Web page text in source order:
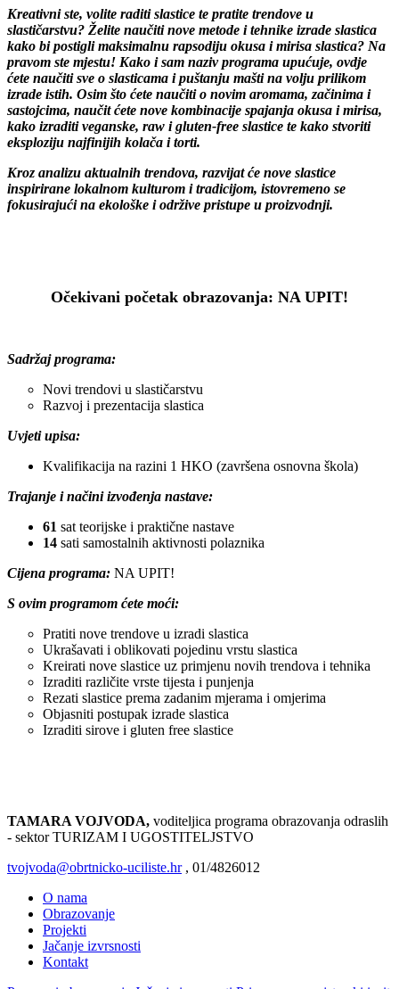
Kreativni ste, volite raditi slastice te pratite trendove u
slastičarstvu? Želite naučiti nove metode i tehnike izrade slastica
kako bi postigli maksimalnu rapsodiju okusa i mirisa slastica? Na
pravom ste mjestu! Kako i sam naziv programa upućuje, ovdje
ćete naučiti sve o slasticama i puštanju mašti na volju prilikom
izrade istih. Osim što ćete naučiti o novim aromama, začinima i
sastojcima, naučit ćete nove kombinacije spajanja okusa i mirisa,
kako izraditi veganske, raw i gluten-free slastice te kako stvoriti
eksploziju najfinijih kolača i torti.
Kroz analizu aktualnih trendova, razvijat će nove slastice
inspirirane lokalnom kulturom i tradicijom, istovremeno se
fokusirajući na ekološke i održive pristupe u proizvodnji.
Očekivani početak obrazovanja: NA UPIT!
Sadržaj programa:
Novi trendovi u slastičarstvu
Razvoj i prezentacija slastica
Uvjeti upisa:
Kvalifikacija na razini 1 HKO (završena osnovna škola)
Trajanje i načini izvođenja nastave:
61 sat teorijske i praktične nastave
14 sati samostalnih aktivnosti polaznika
Cijena programa: NA UPIT!
S ovim programom ćete moći:
Pratiti nove trendove u izradi slastica
Ukrašavati i oblikovati pojedinu vrstu slastica
Kreirati nove slastice uz primjenu novih trendova i tehnika
Izraditi različite vrste tijesta i punjenja
Rezati slastice prema zadanim mjerama i omjerima
Objasniti postupak izrade slastica
Izraditi sirove i gluten free slastice
TAMARA VOJVODA, voditeljica programa obrazovanja odraslih
- sektor TURIZAM I UGOSTITELJSTVO
tvojvoda@obrtnicko-uciliste.hr, 01/4826012
O nama
Obrazovanje
Projekti
Jačanje izvrsnosti
Kontakt